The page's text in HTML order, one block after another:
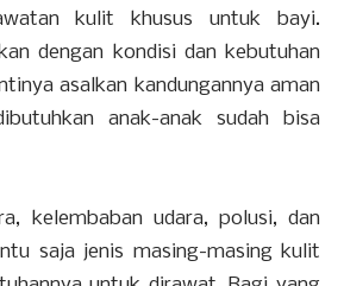
kulit khusus untuk bayi.
dengan kondisi dan kebutuhan
asalkan kandungannya aman
anak-anak sudah bisa
kelembaban udara, polusi, dan
saja jenis masing-masing kulit